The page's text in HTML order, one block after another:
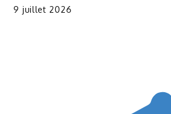
9 juillet 2026